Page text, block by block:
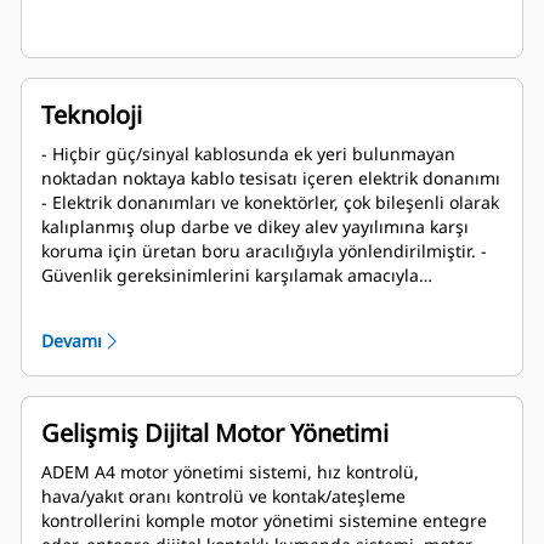
Teknoloji
- Hiçbir güç/sinyal kablosunda ek yeri bulunmayan
noktadan noktaya kablo tesisatı içeren elektrik donanımı
- Elektrik donanımları ve konektörler, çok bileşenli olarak
kalıplanmış olup darbe ve dikey alev yayılımına karşı
koruma için üretan boru aracılığıyla yönlendirilmiştir. -
Güvenlik gereksinimlerini karşılamak amacıyla
energized" (enerji verilirken bağlantıyı kesmeyin)
uyarısını taşırlar. - Opsiyonel ATEX ve NEC sertifikalı 25 ft
müşteri donanımı - EN 60079-15 uyarınca kısıtlanmış
nefes alma için motorun bir parçası olarak ECU
sertifikalıdır. ECU, paslanmaz çelik koruma ile korunur. -
Valf kapağı tabanlarındaki yakıt enjektör bağlantıları,
paslanmaz çelik korumalarla korunur
Devamı
Gelişmiş Dijital Motor Yönetimi
ADEM A4 motor yönetimi sistemi, hız kontrolü,
hava/yakıt oranı kontrolü ve kontak/ateşleme
kontrollerini komple motor yönetimi sistemine entegre